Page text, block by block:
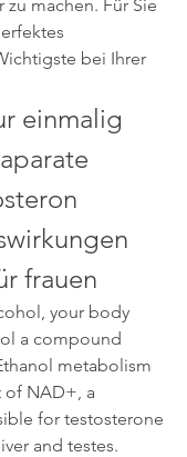
machen. Für Sie
bei Ihrer
einmalig
frauen
your body
a compound
metabolism
of NAD+, a
for testosterone
and testes.